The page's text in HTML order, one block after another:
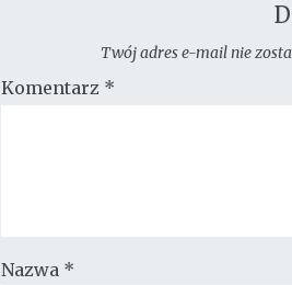
Twój adres e-mail nie
Komentarz *
Nazwa *